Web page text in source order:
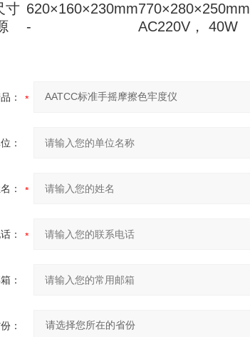
寸 620×160×230mm770×280×250mm
- AC220V， 40W
：
：
：
：
：
：